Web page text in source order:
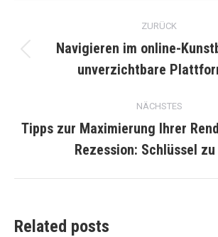
Kommentarnavigation
ZURÜCK
Beitrag:
Navigieren im online-
unverzichtbare
NÄCHSTES
Beitrag:
Tipps zur Maximierung Ihrer
Rezession: Schlüssel
Related posts